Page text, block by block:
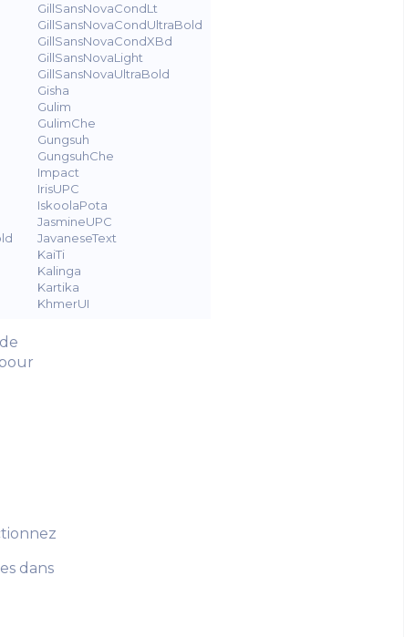
GillSansNovaCondLt
GillSansNovaCondUltraBold
GillSansNovaCondXBd
GillSansNovaLight
GillSansNovaUltraBold
Gisha
Gulim
GulimChe
Gungsuh
GungsuhChe
Impact
IrisUPC
IskoolaPota
JasmineUPC
JavaneseText
KaiTi
Kalinga
Kartika
KhmerUI
dans